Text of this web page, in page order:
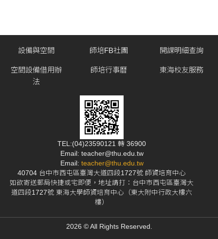
設備與空間
空間設備借用辦
法
師培FB社團
師培行事曆
開課明細查詢
東海校友服務
TEL:(04)23590121 轉 36900
Email: teacher@thu.edu.tw
Email: teacher@thu.edu.tw
40704 台中市西屯區臺灣大道四段1727號 師資培育中心
如欲寄送郵局快捷或宅即便，地址請打：台中市西屯區臺灣大
道四段1727號 東海大學師資培育中心（東大附中行政大樓六
樓）
2026 © All Rights Reserved.